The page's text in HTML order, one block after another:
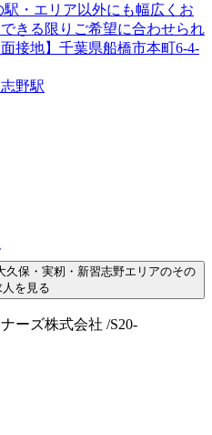
・エリア以外にも幅広くお
きる限りご希望に合わせられ
接地】千葉県船橋市本町6-4-
野駅
保・実籾・新習志野エリアのその
を見る
ーズ株式会社 /S20-